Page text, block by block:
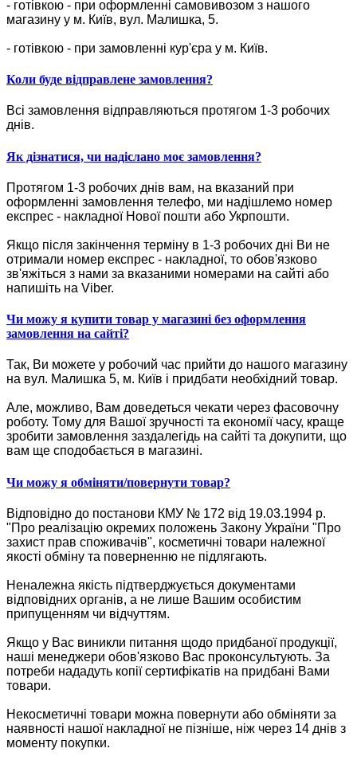
- готівкою - при оформленні самовивозом з нашого
магазину у м. Київ, вул. Малишка, 5.
- готівкою - при замовленні кур'єра у м. Київ.
Коли буде відправлене замовлення?
Всі замовлення відправляються протягом 1-3 робочих
днів.
Як дізнатися, чи надіслано моє замовлення?
Протягом 1-3 робочих днів вам, на вказаний при
оформленні замовлення телефо, ми надішлемо номер
експрес - накладної Нової пошти або Укрпошти.
Якщо після закінчення терміну в 1-3 робочих дні Ви не
отримали номер експрес - накладної, то обов'язково
зв'яжіться з нами за вказаними номерами на сайті або
напишіть на Viber.
Чи можу я купити товар у магазині без оформлення
замовлення на сайті?
Так, Ви можете у робочий час прийти до нашого магазину
на вул. Малишка 5, м. Київ і придбати необхідний товар.
Але, можливо, Вам доведеться чекати через фасовочну
роботу. Тому для Вашої зручності та економії часу, краще
зробити замовлення заздалегідь на сайті та докупити, що
вам ще сподобається в магазині.
Чи можу я обміняти/повернути товар?
Відповідно до постанови КМУ № 172 від 19.03.1994 р.
"Про реалізацію окремих положень Закону України "Про
захист прав споживачів", косметичні товари належної
якості обміну та поверненню не підлягають.
Неналежна якість підтверджується документами
відповідних органів, а не лише Вашим особистим
припущенням чи відчуттям.
Якщо у Вас виникли питання щодо придбаної продукції,
наші менеджери обов'язково Вас проконсультують. За
потреби нададуть копії сертифікатів на придбані Вами
товари.
Некосметичні товари можна повернути або обміняти за
наявності нашої накладної не пізніше, ніж через 14 днів з
моменту покупки.